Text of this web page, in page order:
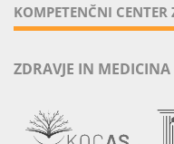
KOMPETENČNI
ZDRAVJE IN MEDICINA